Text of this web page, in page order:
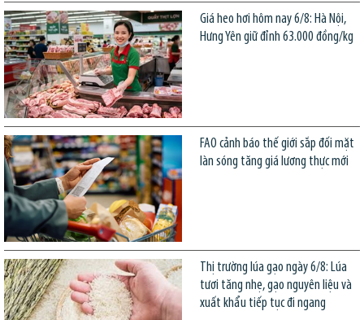
Giá heo hơi hôm nay 6/8: Hà Nội,
Hưng Yên giữ đỉnh 63.000 đồng/kg
FAO cảnh báo thế giới sắp đối mặt
làn sóng tăng giá lương thực mới
Thị trường lúa gạo ngày 6/8: Lúa
tươi tăng nhẹ, gạo nguyên liệu và
xuất khẩu tiếp tục đi ngang